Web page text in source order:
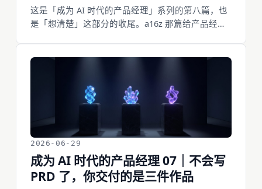
这是「成为 AI 时代的产品经理」系列的第八篇，也
是「想清楚」这部分的收尾。a16z 那篇给产品经理
少，只是把工具换了。AI 现在什么都能造，唯独替
哪、这事值不值得做。这篇讲发现阶段四个能照着
做的动作：去现场看用户卡在哪、分清嘴上要的和
真卡的、找「笨办法」当真问题的信号、用建造心
态拿能跑的东西去探。
2026-06-29
成为 AI 时代的产品经理 07｜不会写
PRD 了，你交付的是三件作品